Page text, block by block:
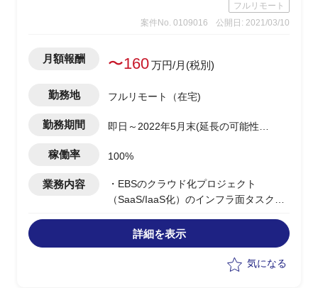
フルリモート
案件No. 0109016
公開日: 2021/03/10
月額報酬 〜160万円/月(税別)
勤務地 フルリモート（在宅)
勤務期間
即日～2022年5月末(延長の可能性あ
稼働率 100%
業務内容
・EBSのクラウド化プロジェクト
（SaaS/IaaS化）のインフラ面タスク支
・ネットワーク/セキュリティ/インタフ
ェース等の取りまとめ
詳細を表示
気になる